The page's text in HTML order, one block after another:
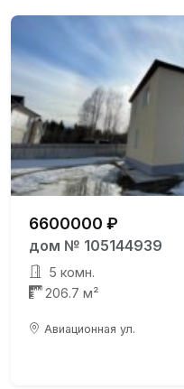
6600000 ₽
дом № 105144939
5 комн.
206.7 м²
Авиационная ул.